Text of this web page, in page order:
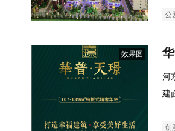
公
效果图
河
建
创